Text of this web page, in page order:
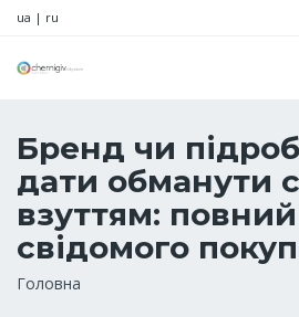
ua | ru
Бренд чи
дати обманути
взуттям:
свідомого
Рядок
Головна